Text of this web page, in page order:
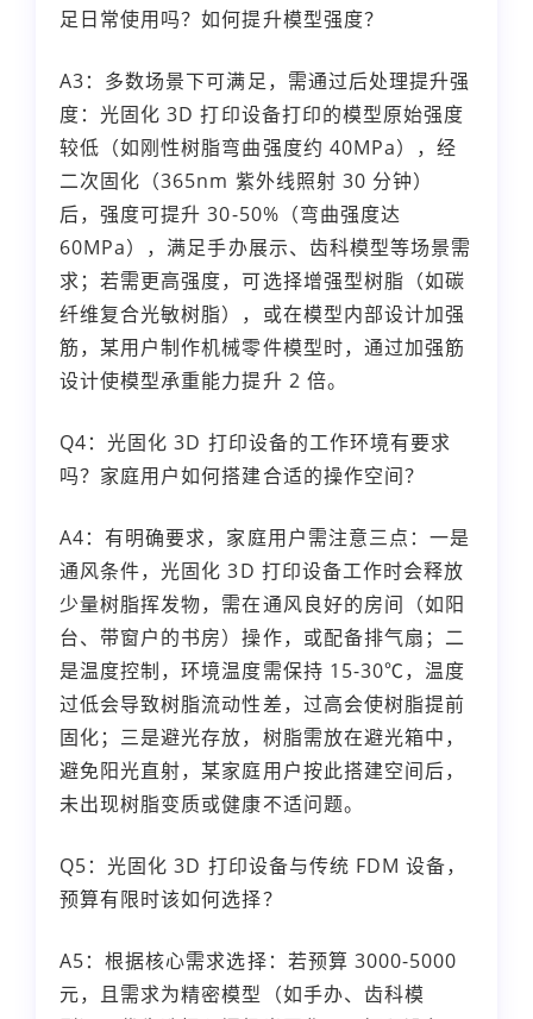
足日常使用吗？如何提升模型强度？
A3：多数场景下可满足，需通过后处理提升强
度：光固化 3D 打印设备打印的模型原始强度
较低（如刚性树脂弯曲强度约 40MPa），经
二次固化（365nm 紫外线照射 30 分钟）
后，强度可提升 30-50%（弯曲强度达
60MPa），满足手办展示、齿科模型等场景需
求；若需更高强度，可选择增强型树脂（如碳
纤维复合光敏树脂），或在模型内部设计加强
筋，某用户制作机械零件模型时，通过加强筋
设计使模型承重能力提升 2 倍。
Q4：光固化 3D 打印设备的工作环境有要求
吗？家庭用户如何搭建合适的操作空间？
A4：有明确要求，家庭用户需注意三点：一是
通风条件，光固化 3D 打印设备工作时会释放
少量树脂挥发物，需在通风良好的房间（如阳
台、带窗户的书房）操作，或配备排气扇；二
是温度控制，环境温度需保持 15-30℃，温度
过低会导致树脂流动性差，过高会使树脂提前
固化；三是避光存放，树脂需放在避光箱中，
避免阳光直射，某家庭用户按此搭建空间后，
未出现树脂变质或健康不适问题。
Q5：光固化 3D 打印设备与传统 FDM 设备，
预算有限时该如何选择？
A5：根据核心需求选择：若预算 3000-5000
元，且需求为精密模型（如手办、齿科模